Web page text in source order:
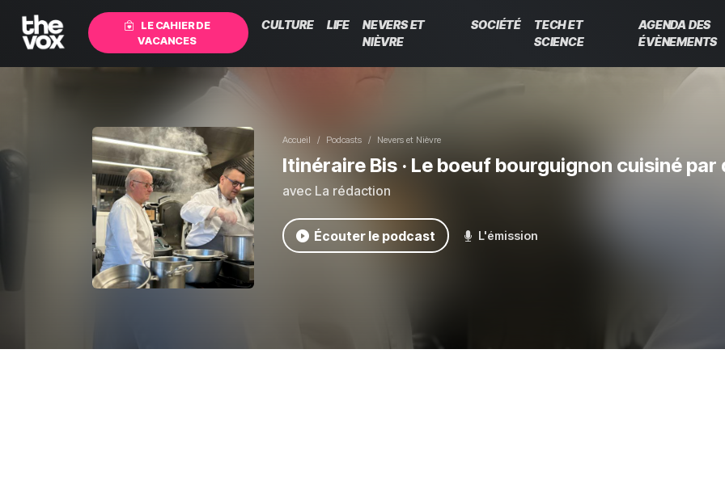
LE CAHIER DE
VACANCES
CULTURE LIFE
NEVERS ET
NIÈVRE
SOCIÉTÉ
TECH ET
SCIENCE
AGENDA DES
ÉVÈNEMENTS
Accueil Podcasts Nevers et Nièvre
Itinéraire Bis · Le boeuf bourguignon cuisiné
avec La rédaction
Écouter le podcast L'émission